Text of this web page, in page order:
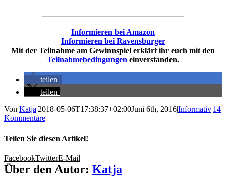
Informieren bei Amazon
Informieren bei Ravensburger
Mit der Teilnahme am Gewinnspiel erklärt ihr euch mit den
Teilnahmebedingungen einverstanden.
teilen
teilen
Von Katja|2018-05-06T17:38:37+02:00Juni 6th, 2016|Informativ|14
Kommentare
Teilen Sie diesen Artikel!
FacebookTwitterE-Mail
Über den Autor: Katja